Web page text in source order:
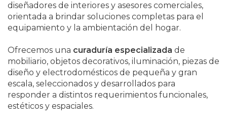
diseñadores de interiores y asesores comerciales,
orientada a brindar soluciones completas para el
equipamiento y la ambientación del hogar.
Ofrecemos una curaduría especializada de
mobiliario, objetos decorativos, iluminación, piezas de
diseño y electrodomésticos de pequeña y gran
escala, seleccionados y desarrollados para
responder a distintos requerimientos funcionales,
estéticos y espaciales.